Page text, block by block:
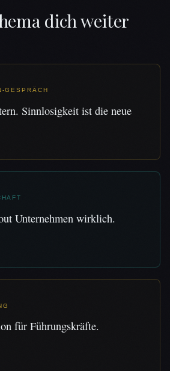
dich weiter
GESPRÄCH
Sinnlosigkeit ist die neue
Unternehmen wirklich.
für Führungskräfte.